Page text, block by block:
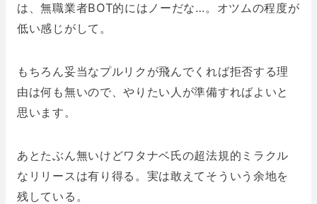
は、無職業者BOT的にはノーだな…。オツムの程度が
低い感じがして。
もちろん妥当なプルリクが飛んでくれば拒否する理
由は何も無いので、やりたい人が準備すればよいと
思います。
あとたぶん無いけどワタナベ氏の超法規的ミラクル
なリリースは有り得る。実は敢えてそういう余地を
残している。